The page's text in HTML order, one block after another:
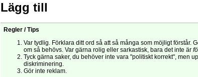
Lägg till
Regler / Tips
Var tydlig. Förklara ditt ord så att så många som möjligt förstår.
om så behövs. Var gärna rolig eller sarkastisk, bara det inte är
Tyck gärna saker, du behöver inte vara "politiskt korrekt", men
diskriminering.
Gör inte reklam.